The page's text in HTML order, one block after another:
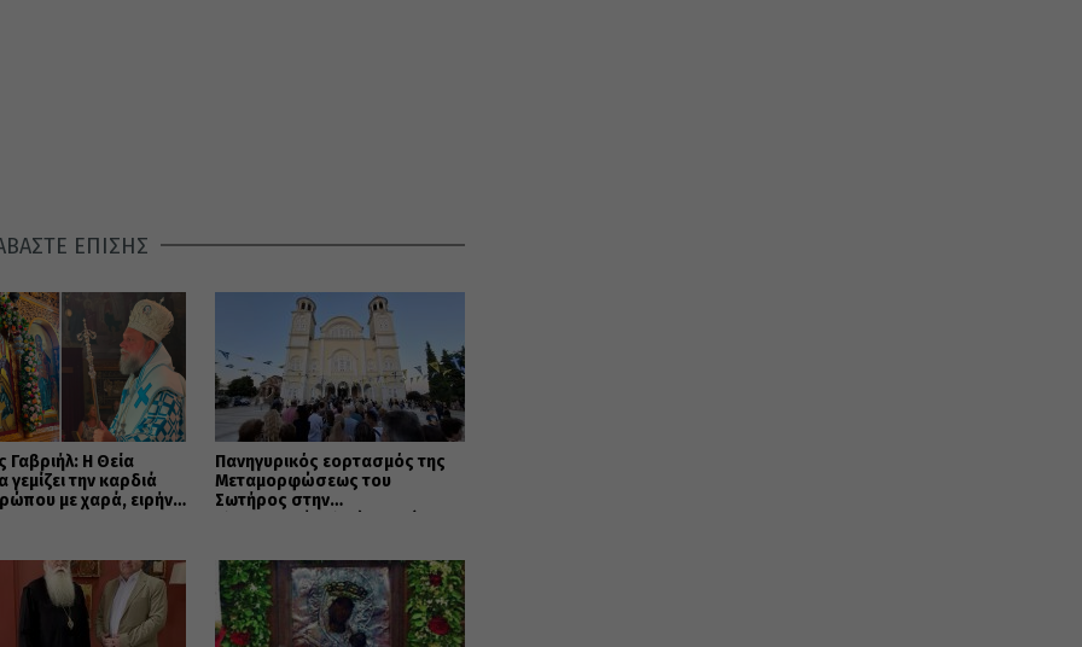
ΕΠΙΣΗΣ
Γαβριήλ: Η Θεία
γεμίζει την καρδιά
με χαρά, ειρήνη
Πανηγυρικός εορτασμός της
Μεταμορφώσεως του
Σωτήρος στην